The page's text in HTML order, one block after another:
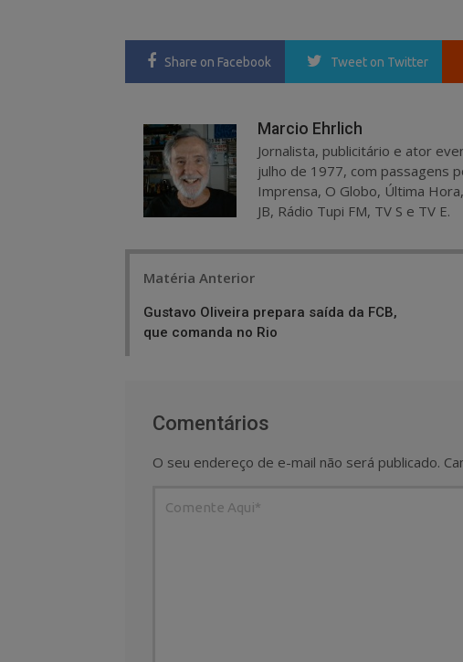
Share on Facebook Tweet on Twitter
Marcio Ehrlich
Jornalista, publicitário e ator
julho de 1977, com passagens
Imprensa, O Globo, Última
JB, Rádio Tupi FM, TV S e TV E.
Matéria Anterior
Gustavo Oliveira prepara saída da FCB,
que comanda no Rio
Comentários
O seu endereço de e-mail não será publicado.